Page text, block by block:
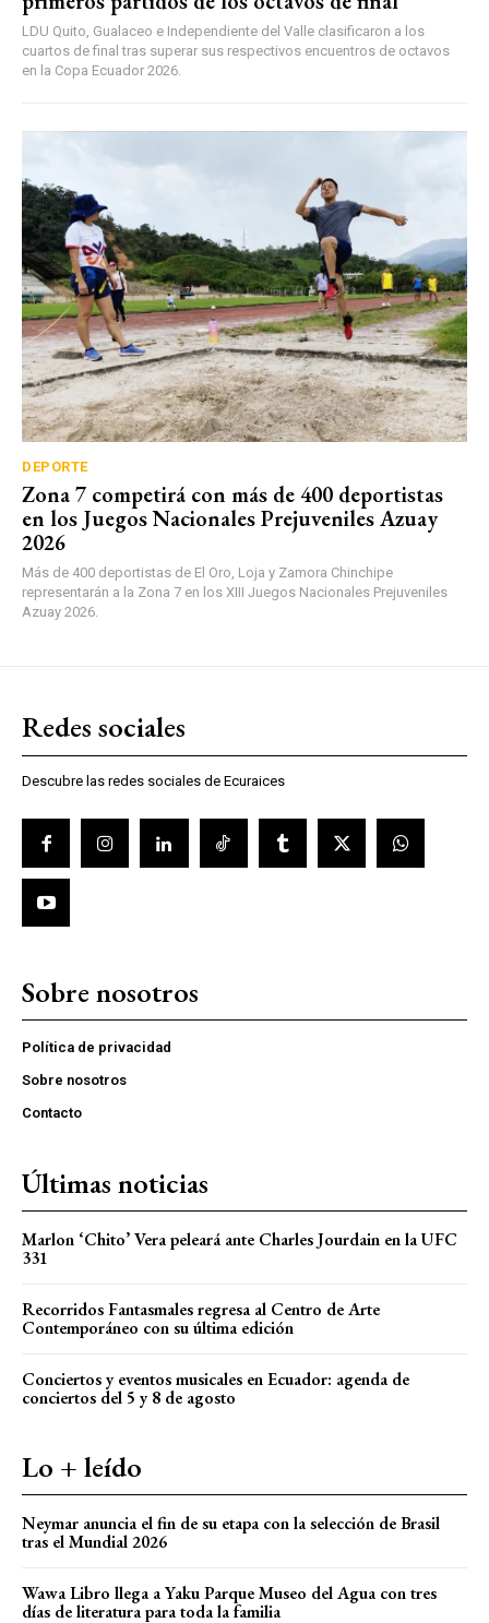
LDU Quito, Gualaceo e Independiente del Valle clasificaron a los
cuartos de final tras superar sus respectivos encuentros de octavos
en la Copa Ecuador 2026.
DEPORTE
Zona 7 competirá con más de 400 deportistas
en los Juegos Nacionales Prejuveniles Azuay
2026
Más de 400 deportistas de El Oro, Loja y Zamora Chinchipe
representarán a la Zona 7 en los XIII Juegos Nacionales Prejuveniles
Azuay 2026.
Redes sociales
Descubre las redes sociales de Ecuraices
Sobre nosotros
Política de privacidad
Sobre nosotros
Contacto
Últimas noticias
Marlon ‘Chito’ Vera peleará ante Charles Jourdain en la UFC
331
Recorridos Fantasmales regresa al Centro de Arte
Contemporáneo con su última edición
Conciertos y eventos musicales en Ecuador: agenda de
conciertos del 5 y 8 de agosto
Lo + leído
Neymar anuncia el fin de su etapa con la selección de Brasil
tras el Mundial 2026
Wawa Libro llega a Yaku Parque Museo del Agua con tres
días de literatura para toda la familia